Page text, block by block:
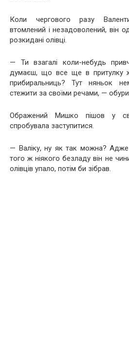
Коли чергового разу
втомлений і незадоволений, він
розкидані олівці.
— Ти взагалі коли-небудь
думаєш, що все ще в притулку
прибиральниць? Тут няньок
стежити за своїми речами, —
Ображений Мишко пішов у
спробувала заступитися.
— Валіку, ну як так можна?
того ж ніякого безладу він не
олівців упало, потім би зібрав.